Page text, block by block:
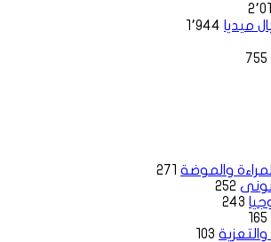
ميديا 1٬944
755
والموضة 271
252
243
165
103